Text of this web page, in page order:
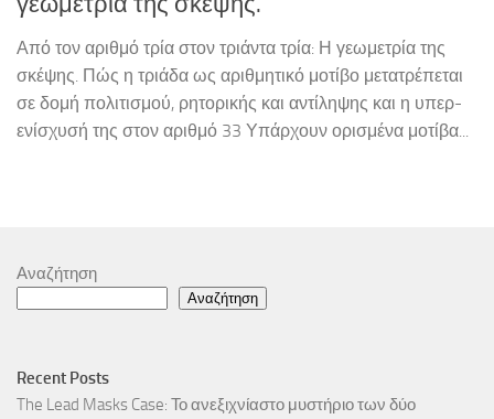
Από τον αριθμό τρία στον τριάντα τρία: Η γεωμετρία της
σκέψης. Πώς η τριάδα ως αριθμητικό μοτίβο μετατρέπεται
σε δομή πολιτισμού, ρητορικής και αντίληψης και η υπερ-
ενίσχυσή της στον αριθμό 33 Υπάρχουν ορισμένα μοτίβα...
Αναζήτηση
Αναζήτηση
Recent Posts
The Lead Masks Case: Το ανεξιχνίαστο μυστήριο των δύο